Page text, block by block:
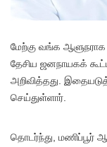
மேற்கு வங்க
தேசிய ஜனநாயகக்
அறிவித்தது.
செய்துள்ளார்.
தொடர்ந்து, மணிப்பூர்